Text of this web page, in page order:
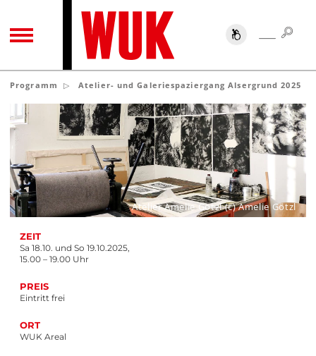
TOGGLE NAVIGATION SUCHE
Programm Atelier- und Galeriespaziergang Alsergrund 2025
ZEIT
Sa 18.10. und So 19.10.2025,
15.00 – 19.00 Uhr
PREIS
Eintritt frei
ORT
WUK Areal
Atelier Amelie Götzl (c) Amelie Götzl